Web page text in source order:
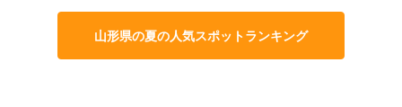
山形県の夏の人気スポットランキング